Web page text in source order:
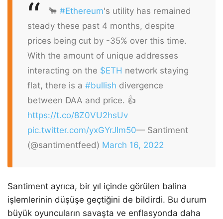
🐂 #Ethereum's utility has remained
steady these past 4 months, despite
prices being cut by -35% over this time.
With the amount of unique addresses
interacting on the $ETH network staying
flat, there is a #bullish divergence
between DAA and price. 👍
https://t.co/8Z0VU2hsUv
pic.twitter.com/yxGYrJIm50— Santiment
(@santimentfeed) March 16, 2022
Santiment ayrıca, bir yıl içinde görülen balina
işlemlerinin düşüşe geçtiğini de bildirdi. Bu durum
büyük oyuncuların savaşta ve enflasyonda daha